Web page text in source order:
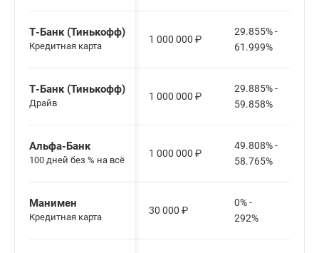
Т-Банк (Тинькофф)
Кредитная карта
1 000 000 ₽
29.855% -
61.999%
Т-Банк (Тинькофф)
Драйв
1 000 000 ₽
29.885% -
59.858%
Альфа-Банк
100 дней без % на всё
1 000 000 ₽
49.808% -
58.765%
Манимен
Кредитная карта
30 000 ₽
0% -
292%